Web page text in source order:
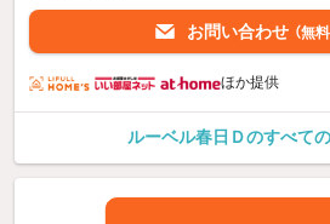
お問い合わせ （無料
ほか提供
ルーベル春日Ｄのすべて